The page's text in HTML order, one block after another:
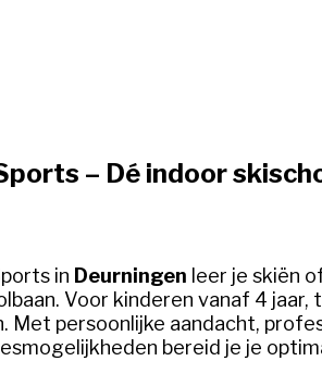
– Dé indoor
in Deurningen leer je skiën
Voor kinderen vanaf 4 jaar,
Met persoonlijke aandacht,
bereid je je